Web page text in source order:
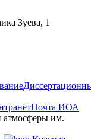
Зуева, 1
Почта ИОА
атмосферы им.